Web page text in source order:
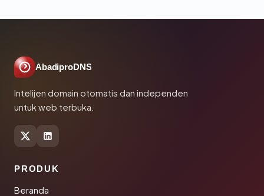
AbadiproDNS
Intelijen domain otomatis dan independen
untuk web terbuka.
PRODUK
Beranda